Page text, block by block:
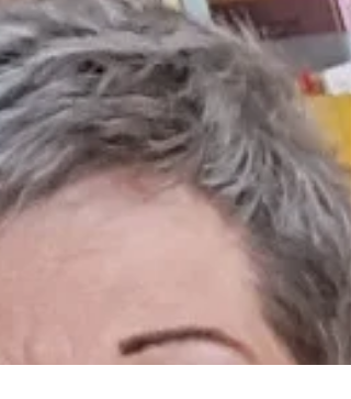
Ereignissen auf Stimmlippenebene. Das
dient